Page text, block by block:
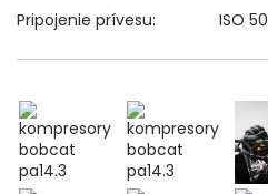
Pripojenie prívesu:
ISO